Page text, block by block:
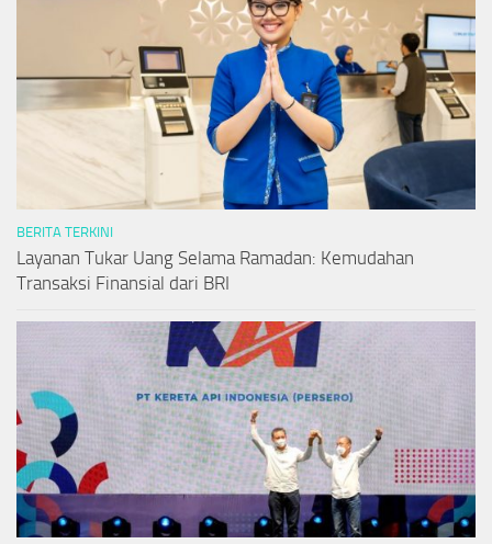
BERITA TERKINI
Layanan Tukar Uang Selama Ramadan: Kemudahan
Transaksi Finansial dari BRI